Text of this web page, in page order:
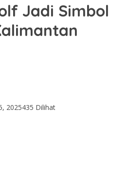
Jadi Simbol
2025435 Dilihat